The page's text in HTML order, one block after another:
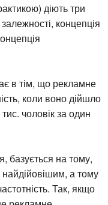
діють три
концепція
в тім, що рекламне
коли воно дійшло
чоловік за один
базується на тому,
а тому
Так, якщо